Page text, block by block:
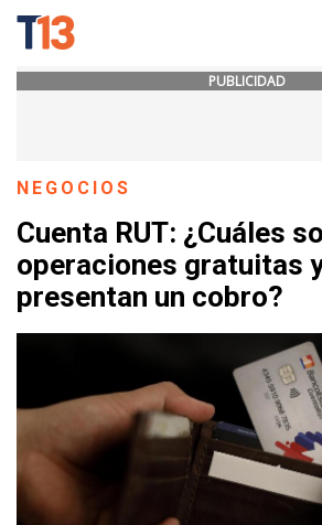
PUBLICIDAD
NEGOCIOS
Cuenta RUT: ¿Cuáles
operaciones gratuitas
presentan un cobro?